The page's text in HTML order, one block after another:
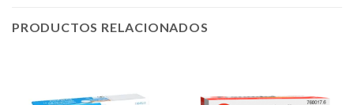
PRODUCTOS RELACIONADOS